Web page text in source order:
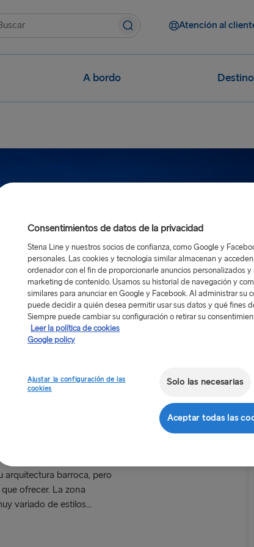
Atención al
A bordo
Vilnius
arquitectura barroca, pero
ofrecer. La zona
variado de estilos...
Consentimientos de datos de la privacidad
Stena Line y nuestros socios de confianza, como Google y
personales. Las cookies y tecnología similar almacenan y
ordenador con el fin de proporcionarle anuncios personalizados
marketing de contenido. Usamos su historial de navegación y
similares para anunciar en Google y Facebook. Al administrar su
puede decidir a quién desea permitir usar sus datos y qué fines
Siempre puede cambiar su configuración o retirar su
Leer la política de cookies
Google policy
Ajustar la configuración de las
cookies
Solo las necesarias
Aceptar todas las